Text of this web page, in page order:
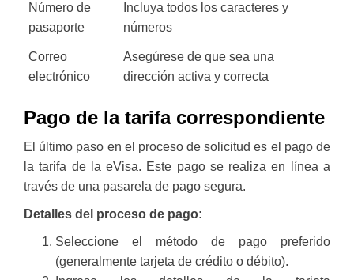
Número de
pasaporte
Incluya todos los caracteres y
números
Correo
electrónico
Asegúrese de que sea una
dirección activa y correcta
Pago de la tarifa correspondiente
El último paso en el proceso de solicitud es el pago de
la tarifa de la eVisa. Este pago se realiza en línea a
través de una pasarela de pago segura.
Detalles del proceso de pago:
Seleccione el método de pago preferido
(generalmente tarjeta de crédito o débito).